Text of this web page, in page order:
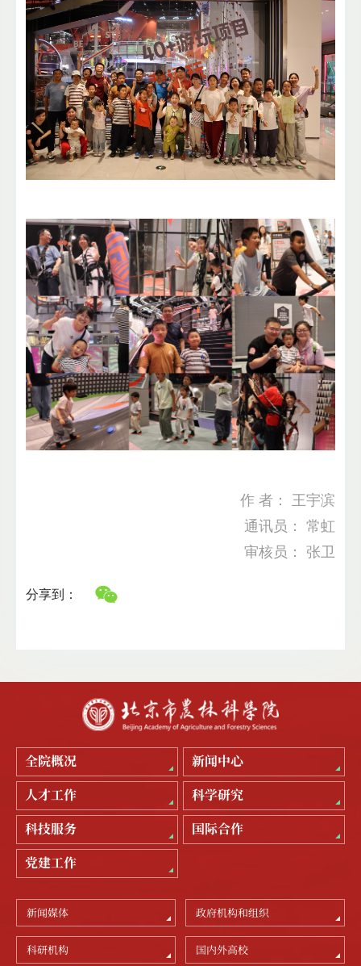
作 者： 王宇滨
通讯员： 常虹
审核员： 张卫
分享到：
全院概况
新闻中心
人才工作
科学研究
科技服务
国际合作
党建工作
新闻媒体 政府机构和组织
科研机构 国内外高校